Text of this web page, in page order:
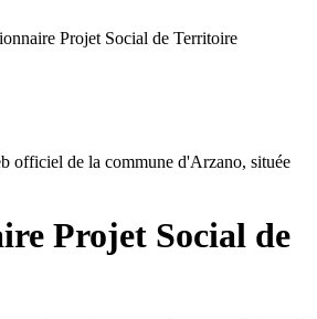
Projet Social de Territoire
officiel de la commune d'Arzano, située
Projet Social de